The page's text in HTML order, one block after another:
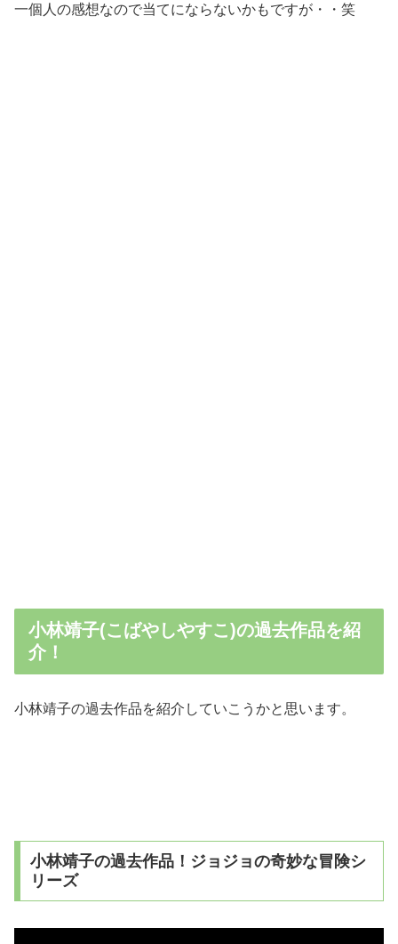
一個人の感想なので当てにならないかもですが・・笑
小林靖子(こばやしやすこ)の過去作品を紹
介！
小林靖子の過去作品を紹介していこうかと思います。
小林靖子の過去作品！ジョジョの奇妙な冒険シ
リーズ